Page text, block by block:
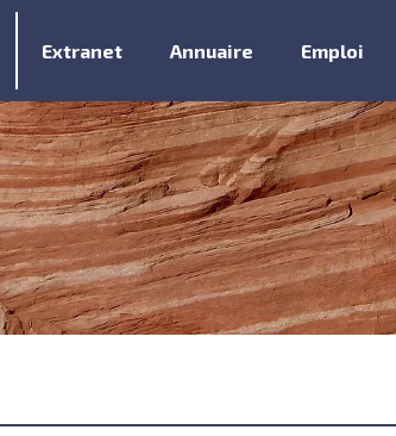
Extranet Annuaire Emploi